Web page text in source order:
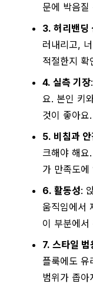
문에 박음질
3. 허리밴딩
러내리고,
적절한지 확
4. 실측 기장
요. 본인 키
것이 좋아요.
5. 비침과
크해야 해
가 만족도에
6. 활동성:
움직임에서
이 부분에서
7. 스타일 범
플룩에도 유
범위가 좁아